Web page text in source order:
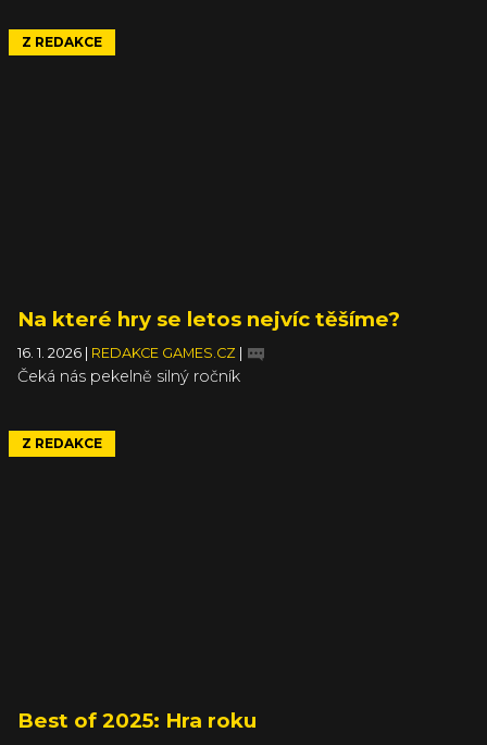
Z REDAKCE
Na které hry se letos nejvíc těšíme?
16. 1. 2026 REDAKCE GAMES.CZ
Čeká nás pekelně silný ročník
Z REDAKCE
Best of 2025: Hra roku